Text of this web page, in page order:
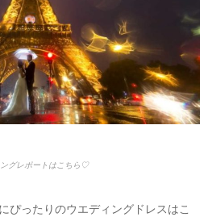
グレポートはこちら♡
ぴったりのウエディングドレスはこ